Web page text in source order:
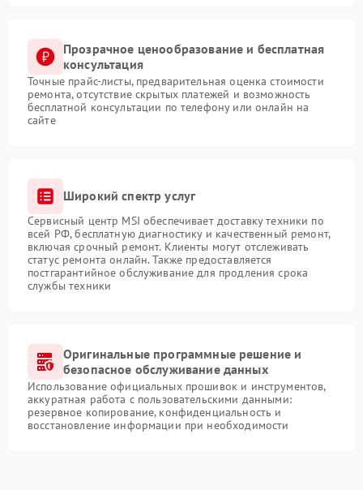
Прозрачное ценообразование и бесплатная
консультация
Точные прайс-листы, предварительная оценка стоимости
ремонта, отсутствие скрытых платежей и возможность
бесплатной консультации по телефону или онлайн на
сайте
Широкий спектр услуг
Сервисный центр MSI обеспечивает доставку техники по
всей РФ, бесплатную диагностику и качественный ремонт,
включая срочный ремонт. Клиенты могут отслеживать
статус ремонта онлайн. Также предоставляется
постгарантийное обслуживание для продления срока
службы техники
Оригинальные программные решение и
безопасное обслуживание данных
Использование официальных прошивок и инструментов,
аккуратная работа с пользовательскими данными:
резервное копирование, конфиденциальность и
восстановление информации при необходимости